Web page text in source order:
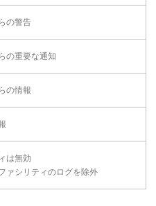
の警告
の重要な通知
の情報
は無効
ァシリティのログを除外